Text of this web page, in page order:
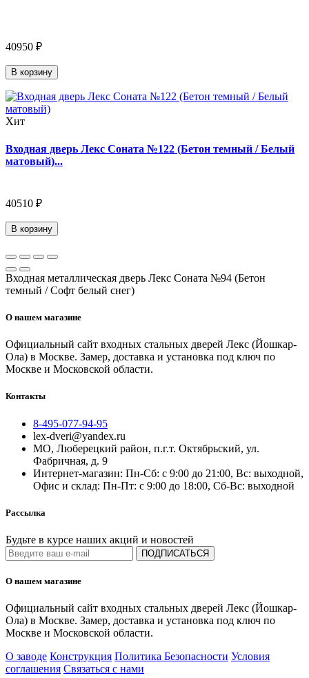
40950 ₽
В корзину
Хит
Входная дверь Лекс Соната №122 (Бетон темный / Белый
матовый)...
40510 ₽
В корзину
Входная металлическая дверь Лекс Соната №94 (Бетон
темный / Софт белый снег)
О нашем магазине
Официальный сайт входных стальных дверей Лекс (Йошкар-
Ола) в Москве. Замер, доставка и установка под ключ по
Москве и Московской области.
Контакты
8-495-077-94-95
lex-dveri@yandex.ru
МО, Люберецкий район, п.г.т. Октябрьский, ул.
Фабричная, д. 9
Интернет-магазин: Пн-Сб: с 9:00 до 21:00, Вс: выходной,
Офис и склад: Пн-Пт: с 9:00 до 18:00, Сб-Вс: выходной
Рассылка
Будьте в курсе наших акций и новостей
ПОДПИСАТЬСЯ
О нашем магазине
Официальный сайт входных стальных дверей Лекс (Йошкар-
Ола) в Москве. Замер, доставка и установка под ключ по
Москве и Московской области.
О заводе Конструкция Политика Безопасности Условия
соглашения Связаться с нами